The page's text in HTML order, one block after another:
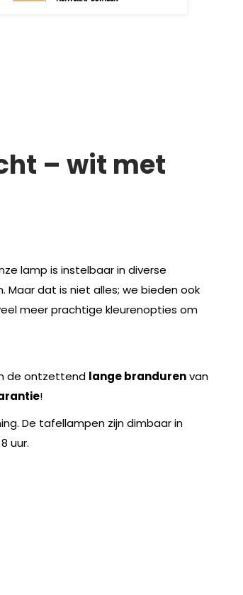
– wit met
lamp is instelbaar in diverse
dat is niet alles; we bieden ook
meer prachtige kleurenopties om
de ontzettend lange brandurenvan
!
De tafellampen zijn dimbaar in
uur.